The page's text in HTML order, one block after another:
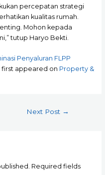
percepatan strategi
kualitas rumah.
Mohon kepada
tutup Haryo Bekti.
Penyaluran FLPP
first appeared on Property &
Next Post →
Required fields